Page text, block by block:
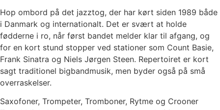
Hop ombord på det jazztog, der har kørt siden 1989 både
i Danmark og internationalt. Det er svært at holde
fødderne i ro, når først bandet melder klar til afgang, og
for en kort stund stopper ved stationer som Count Basie,
Frank Sinatra og Niels Jørgen Steen. Repertoiret er kort
sagt traditionel bigbandmusik, men byder også på små
overraskelser.
Saxofoner, Trompeter, Tromboner, Rytme og Crooner